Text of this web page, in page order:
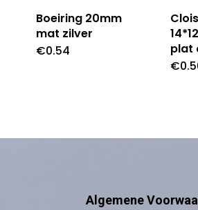
Boeiring 20mm
mat zilver
€0.54
plat
€
Algemene